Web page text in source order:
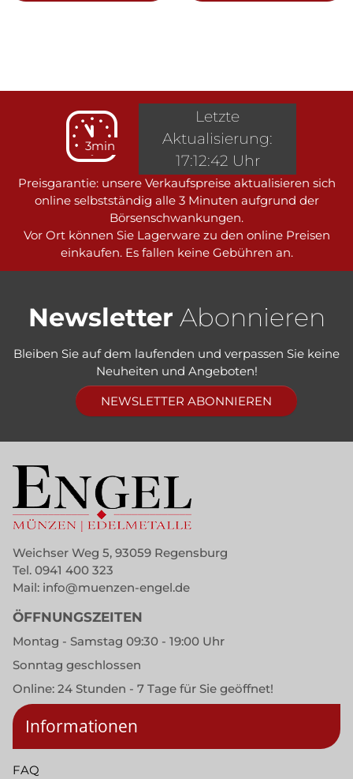
3min
Preisgarantie: unsere Verkaufspreise aktualisieren sich
online selbstständig alle 3 Minuten aufgrund der
Börsenschwankungen.
Vor Ort können Sie Lagerware zu den online Preisen
einkaufen. Es fallen keine Gebühren an.
Letzte
Aktualisierung:
17:12:42 Uhr
Newsletter Abonnieren
Bleiben Sie auf dem laufenden und verpassen Sie keine
Neuheiten und Angeboten!
NEWSLETTER ABONNIEREN
Weichser Weg 5, 93059 Regensburg
Tel. 0941 400 323
Mail: info@muenzen-engel.de
ÖFFNUNGSZEITEN
Montag - Samstag 09:30 - 19:00 Uhr
Sonntag geschlossen
Online: 24 Stunden - 7 Tage für Sie geöffnet!
Informationen
FAQ